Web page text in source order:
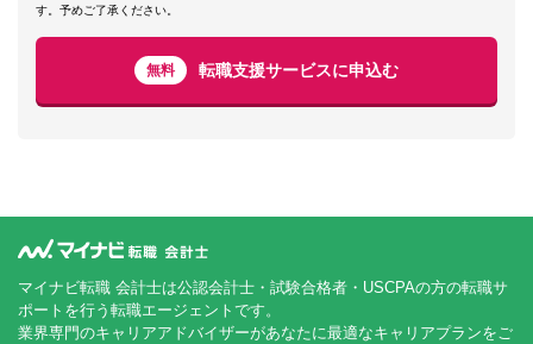
す。予めご了承ください。
無料 転職支援サービスに申込む
マイナビ転職 会計士は公認会計士・試験合格者・USCPAの方の転職サ
ポートを行う転職エージェントです。
業界専門のキャリアアドバイザーがあなたに最適なキャリアプランをご